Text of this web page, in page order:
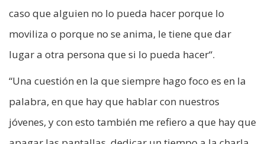
caso que alguien no lo pueda hacer porque lo
moviliza o porque no se anima, le tiene que dar
lugar a otra persona que si lo pueda hacer“.
“Una cuestión en la que siempre hago foco es en la
palabra, en que hay que hablar con nuestros
jóvenes, y con esto también me refiero a que hay que